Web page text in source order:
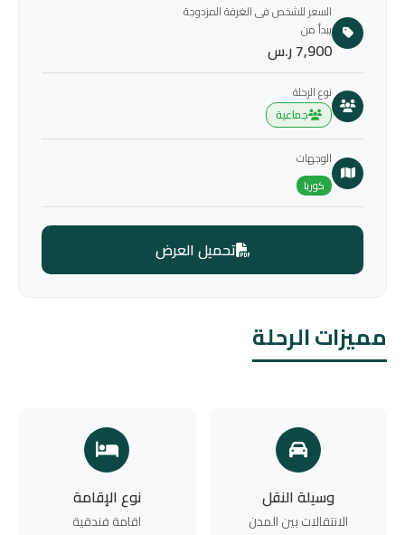
مميزات الرحلة
وسيلة النقل
الانتقالات بين المدن
نوع الإقامة
اقامة فندقية
السعر للشخص فى الغرفة المزدوجة
يبدأ من
7,900 ر.س
نوع الرحلة
جماعية
الوجهات
كوريا
تحميل العرض